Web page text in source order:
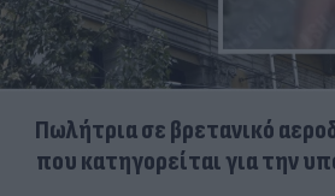
Πωλήτρια σε βρετανικό
που κατηγορείται για την